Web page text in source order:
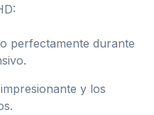
perfectamente durante
y los